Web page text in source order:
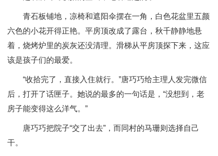
青石板铺地，凉椅和遮阳伞摆在一角，白色花盆里五颜
六色的小花开得正艳。平房顶改成了露台，秋千静静地悬
着，烧烤炉里的炭灰还没清理。滑梯从平房顶探下来，这应
该是孩子们的最爱。
“收拾完了，直接入住就行。”唐巧巧给主理人发完微信
后，打开了话匣子。她说的最多的一句话是，“没想到，老
房子能变得这么洋气。”
唐巧巧把院子“交了出去”，而同村的马珊则选择自己
干。